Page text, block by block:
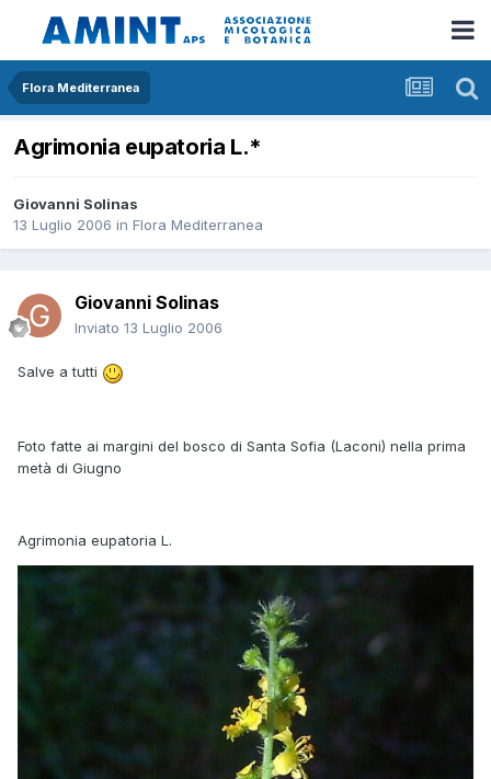
Flora Mediterranea
Agrimonia eupatoria L.*
Giovanni Solinas
13 Luglio 2006 in Flora Mediterranea
Giovanni Solinas
Inviato 13 Luglio 2006
Salve a tutti
Foto fatte ai margini del bosco di Santa Sofia (Laconi) nella prima
metà di Giugno
Agrimonia eupatoria L.